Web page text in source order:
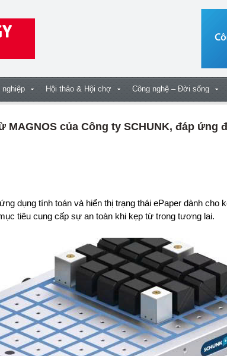
nghiệp Hội thảo & Hội chợ Công nghệ – Đời sống
MAGNOS của Công ty SCHUNK, đáp ứng
tiêu cung cấp sự an toàn khi kẹp từ trong tương lai.